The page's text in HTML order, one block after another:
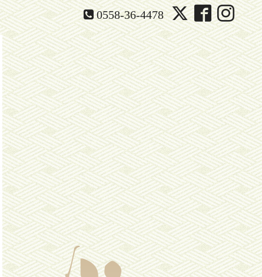
0558-36-4478